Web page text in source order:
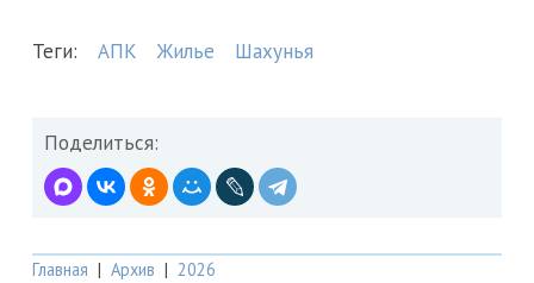
Теги: АПК Жилье Шахунья
Поделиться:
Главная | Архив | 2026